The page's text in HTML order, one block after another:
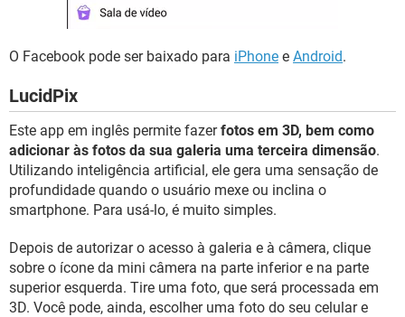
O Facebook pode ser baixado para iPhone e Android.
LucidPix
Este app em inglês permite fazerfotos em 3D, bem como
adicionar às fotos da sua galeria uma terceira dimensão.
Utilizando inteligência artificial, ele gera uma sensação de
profundidade quando o usuário mexe ou inclina o
smartphone. Para usá-lo, é muito simples.
Depois de autorizar o acesso à galeria e à câmera, clique
sobre o ícone da mini câmera na parte inferior e na parte
superior esquerda. Tire uma foto, que será processada em
3D. Você pode, ainda, escolher uma foto do seu celular e